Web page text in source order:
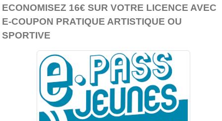
ECONOMISEZ 16€ SUR VOTRE LICENCE AVEC
E-COUPON PRATIQUE ARTISTIQUE OU
SPORTIVE